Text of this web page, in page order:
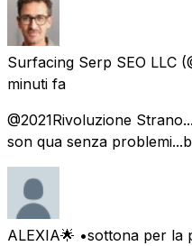
Surfacing Serp SEO LLC
minuti fa
@2021Rivoluzione
son qua senza
ALEXIA🌟 •sottona per la